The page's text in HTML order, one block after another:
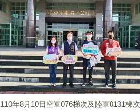
110年8月10日空軍076梯次及陸軍0131梯次